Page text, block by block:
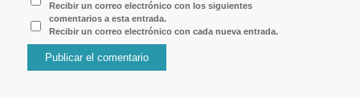
Recibir un correo electrónico con los siguientes
comentarios a esta entrada.
Recibir un correo electrónico con cada nueva entrada.